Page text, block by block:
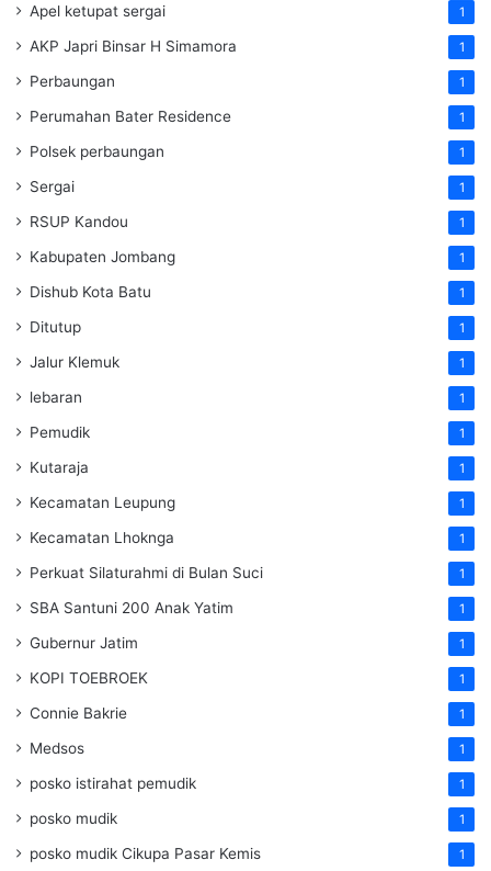
Apel ketupat sergai 1
AKP Japri Binsar H Simamora 1
Perbaungan 1
Perumahan Bater Residence 1
Polsek perbaungan 1
Sergai 1
RSUP Kandou 1
Kabupaten Jombang 1
Dishub Kota Batu 1
Ditutup 1
Jalur Klemuk 1
lebaran 1
Pemudik 1
Kutaraja 1
Kecamatan Leupung 1
Kecamatan Lhoknga 1
Perkuat Silaturahmi di Bulan Suci 1
SBA Santuni 200 Anak Yatim 1
Gubernur Jatim 1
KOPI TOEBROEK 1
Connie Bakrie 1
Medsos 1
posko istirahat pemudik 1
posko mudik 1
posko mudik Cikupa Pasar Kemis 1